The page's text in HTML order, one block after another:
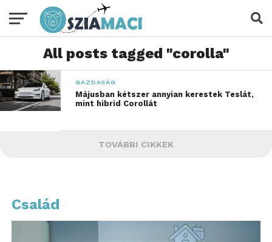
All posts tagged "corolla"
GAZDASÁG
Májusban kétszer annyian kerestek Teslát,
mint hibrid Corollát
TOVÁBBI CIKKEK
Család